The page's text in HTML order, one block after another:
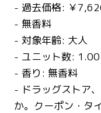
- 過去価格: ￥
- 無香料
- 対象年齢: 大人
- ユニット数:
- 香り: 無香料
- ドラッグストア
か。クーポン・タ